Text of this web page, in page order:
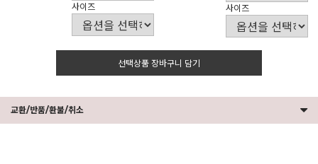
사이즈 사이즈
선택상품 장바구니 담기
교환/반품/환불/취소